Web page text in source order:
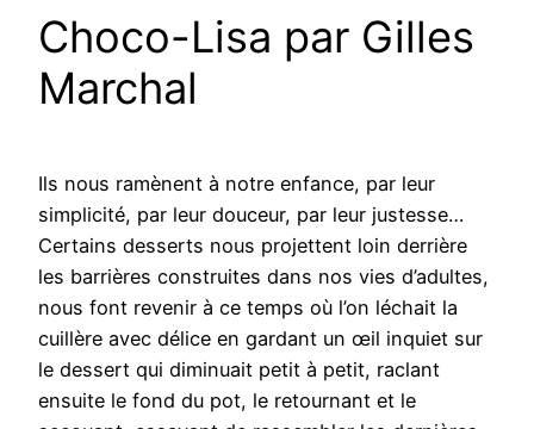
Choco-Lisa par Gilles
Marchal
Ils nous ramènent à notre enfance, par leur
simplicité, par leur douceur, par leur justesse…
Certains desserts nous projettent loin derrière
les barrières construites dans nos vies d’adultes,
nous font revenir à ce temps où l’on léchait la
cuillère avec délice en gardant un œil inquiet sur
le dessert qui diminuait petit à petit, raclant
ensuite le fond du pot, le retournant et le